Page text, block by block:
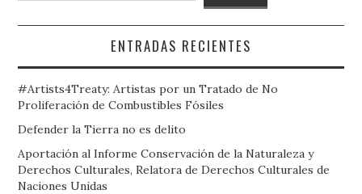
ENTRADAS RECIENTES
#Artists4Treaty: Artistas por un Tratado de No
Proliferación de Combustibles Fósiles
Defender la Tierra no es delito
Aportación al Informe Conservación de la Naturaleza y
Derechos Culturales, Relatora de Derechos Culturales de
Naciones Unidas